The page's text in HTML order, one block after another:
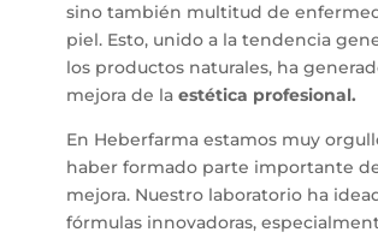
sino también multitud de
piel. Esto, unido a la tendencia
los productos naturales, ha
mejora de la estética profesional.
En Heberfarma estamos muy
haber formado parte importante
mejora. Nuestro laboratorio ha
fórmulas innovadoras,